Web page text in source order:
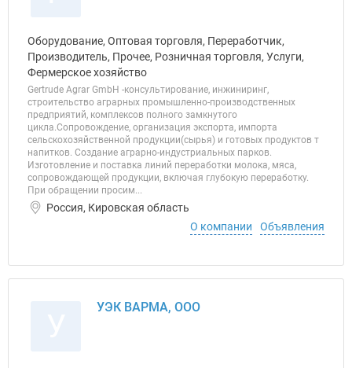
Оборудование, Оптовая торговля, Переработчик,
Производитель, Прочее, Розничная торговля, Услуги,
Фермерское хозяйство
Gertrude Agrar GmbH -консультирование, инжиниринг,
строительство аграрных промышленно-производственных
предприятий, комплексов полного замкнутого
цикла.Сопровождение, организация экспорта, импорта
сельскохозяйственной продукции(сырья) и готовых продуктов т
напитков. Создание аграрно-индустриальных парков.
Изготовление и поставка линий переработки молока, мяса,
сопровождающей продукции, включая глубокую переработку.
При обращении просим...
Россия, Кировская область
О компании
Объявления
УЭК ВАРМА, ООО